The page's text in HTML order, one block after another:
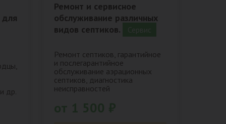
др.
Ремонт и сервисное
обслуживание различных
видов септиков.
Ремонт септиков, гарантийное
и послегарантийное
обслуживание аэрационных
септиков, диагностика
неисправностей